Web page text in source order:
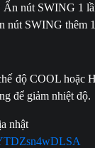
Ấn nút SWING 1
nút SWING thêm
độ COOL hoặc
để giảm nhiệt độ.
nhật